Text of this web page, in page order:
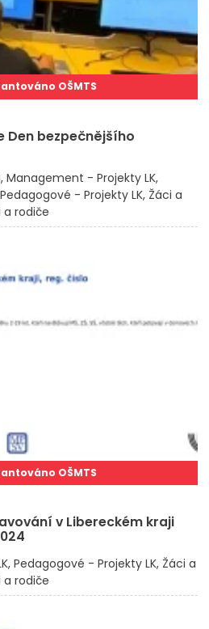
OŠMTS
Den bezpečnějšího
Management - Projekty LK
Pedagogové - Projekty LK Žáci a
a rodiče
OŠMTS
v Libereckém kraji
Pedagogové - Projekty LK Žáci a
a rodiče